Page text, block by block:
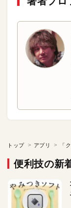
トップ アプリ
便利技の新